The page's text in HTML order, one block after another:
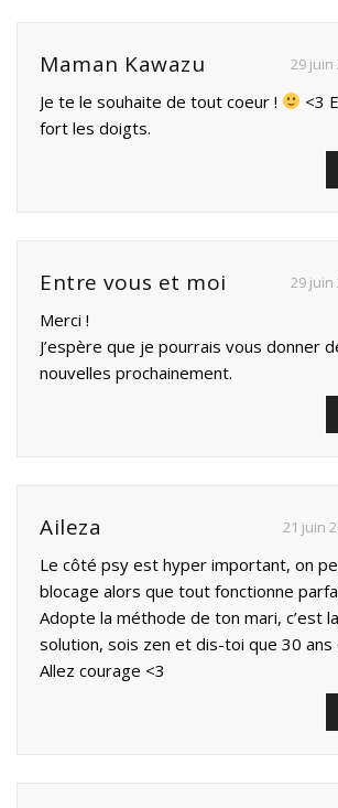
Maman Kawazu 29 juin
Je te le souhaite de tout coeur !
<3
fort les doigts.
Entre vous et moi 29 juin
Merci !
J’espère que je pourrais vous donner
nouvelles prochainement.
Aileza 21 juin
Le côté psy est hyper important, on
blocage alors que tout fonctionne
Adopte la méthode de ton mari, c’est
solution, sois zen et dis-toi que 30 ans
Allez courage <3